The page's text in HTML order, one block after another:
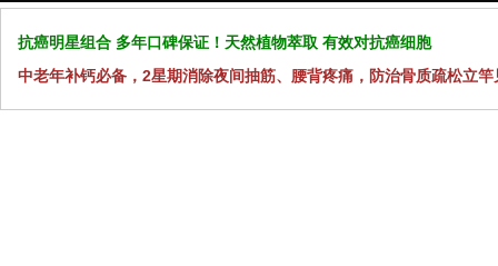
抗癌明星组合 多年口碑保证！天然植物萃取 有效对抗癌细胞
中老年补钙必备，2星期消除夜间抽筋、腰背疼痛，防治骨质疏松立竿